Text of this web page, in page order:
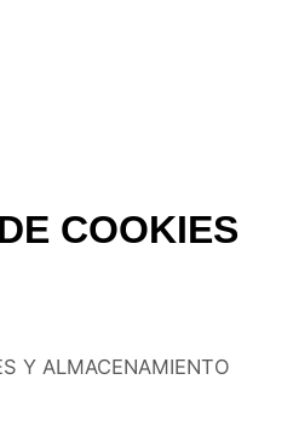
COOKIES
Y ALMACENAMIENTO